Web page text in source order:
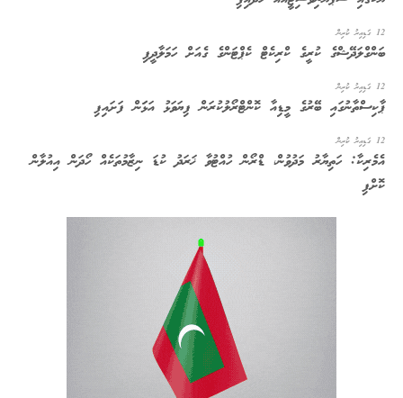
12 ގަޑިއިރު ކުރިން
ބަންގްލަދޭޝްގެ ކުރީގެ ކްރިކެޓް ކެޕްޓަންގެ ގެއަށް ހަމަލާދީފި
12 ގަޑިއިރު ކުރިން
ޕާކިސްތާނުގައި ބޭރުގެ މީޑިއާ ކޮންޓްރޯލުކުރަން ފިޔަވަޅު އަޅަަން ފަށައިފި
12 ގަޑިއިރު ކުރިން
އެމެރިކާ: ހަތިޔާރު މަދުވުން، ޑްރޯން ހުއްޓުވާ ޚަރަދު ކުޑަ ނިޒާމުތަކެއް ހޯދަން އިއުލާން
ކޮށްފި